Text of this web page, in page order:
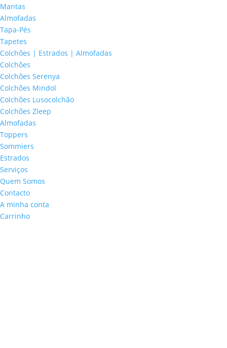
Mantas
Almofadas
Tapa-Pés
Tapetes
Colchões | Estrados | Almofadas
Colchões
Colchões Serenya
Colchões Mindol
Colchões Lusocolchão
Colchões Zleep
Almofadas
Toppers
Sommiers
Estrados
Serviços
Quem Somos
Contacto
A minha conta
Carrinho